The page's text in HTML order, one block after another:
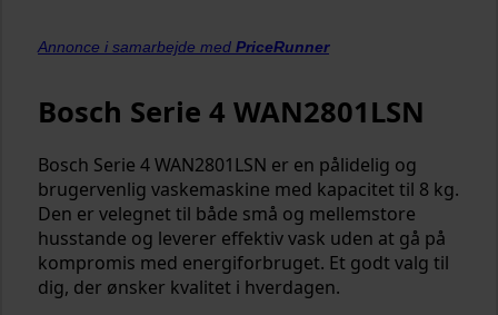
Annonce i samarbejde med PriceRunner
Bosch Serie 4 WAN2801LSN
Bosch Serie 4 WAN2801LSN er en pålidelig og
brugervenlig vaskemaskine med kapacitet til 8 kg.
Den er velegnet til både små og mellemstore
husstande og leverer effektiv vask uden at gå på
kompromis med energiforbruget. Et godt valg til
dig, der ønsker kvalitet i hverdagen.